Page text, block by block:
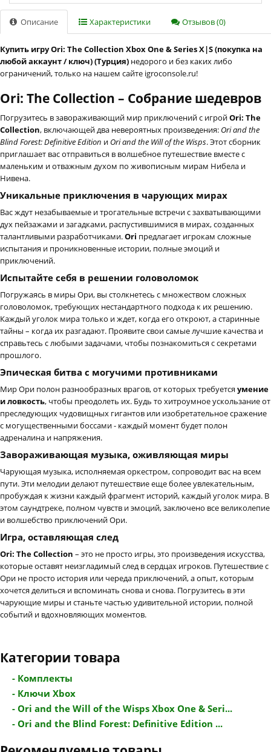
Описание Характеристики Отзывов (0)
Купить игру Ori: The Collection Xbox One & Series X|S (покупка на
любой аккаунт / ключ) (Турция) недорого и без каких либо
ограничений, только на нашем сайте igroconsole.ru!
Ori: The Collection – Собрание шедевров
Погрузитесь в завораживающий мир приключений с игройOri: The
Collection, включающей два невероятных произведения: Ori and the
Blind Forest: Definitive Edition и Ori and the Will of the Wisps. Этот сборник
приглашает вас отправиться в волшебное путешествие вместе с
маленьким и отважным духом по живописным мирам Нибела и
Нивена.
Уникальные приключения в чарующих мирах
Вас ждут незабываемые и трогательные встречи с захватывающими
дух пейзажами и загадками, распустившимися в мирах, созданных
талантливыми разработчиками.Ori предлагает игрокам сложные
испытания и проникновенные истории, полные эмоций и
приключений.
Испытайте себя в решении головоломок
Погружаясь в миры Ори, вы столкнетесь с множеством сложных
головоломок, требующих нестандартного подхода к их решению.
Каждый уголок мира только и ждет, когда его откроют, а старинные
тайны – когда их разгадают. Проявите свои самые лучшие качества и
справьтесь с любыми задачами, чтобы познакомиться с секретами
прошлого.
Эпическая битва с могучими противниками
Мир Ори полон разнообразных врагов, от которых требуется умение
и ловкость, чтобы преодолеть их. Будь то хитроумное ускользание от
преследующих чудовищных гигантов или изобретательное сражение
с могущественными боссами - каждый момент будет полон
адреналина и напряжения.
Завораживающая музыка, оживляющая миры
Чарующая музыка, исполняемая оркестром, сопроводит вас на всем
пути. Эти мелодии делают путешествие еще более увлекательным,
пробуждая к жизни каждый фрагмент историй, каждый уголок мира. В
этом саундтреке, полном чувств и эмоций, заключено все великолепие
и волшебство приключений Ори.
Игра, оставляющая след
Ori: The Collection – это не просто игры, это произведения искусства,
которые оставят неизгладимый след в сердцах игроков. Путешествие с
Ори не просто история или череда приключений, а опыт, которым
хочется делиться и вспоминать снова и снова. Погрузитесь в эти
чарующие миры и станьте частью удивительной истории, полной
событий и вдохновляющих моментов.
Категории товара
- Комплекты
- Ключи Xbox
- Ori and the Will of the Wisps Xbox One & Seri...
- Ori and the Blind Forest: Definitive Edition ...